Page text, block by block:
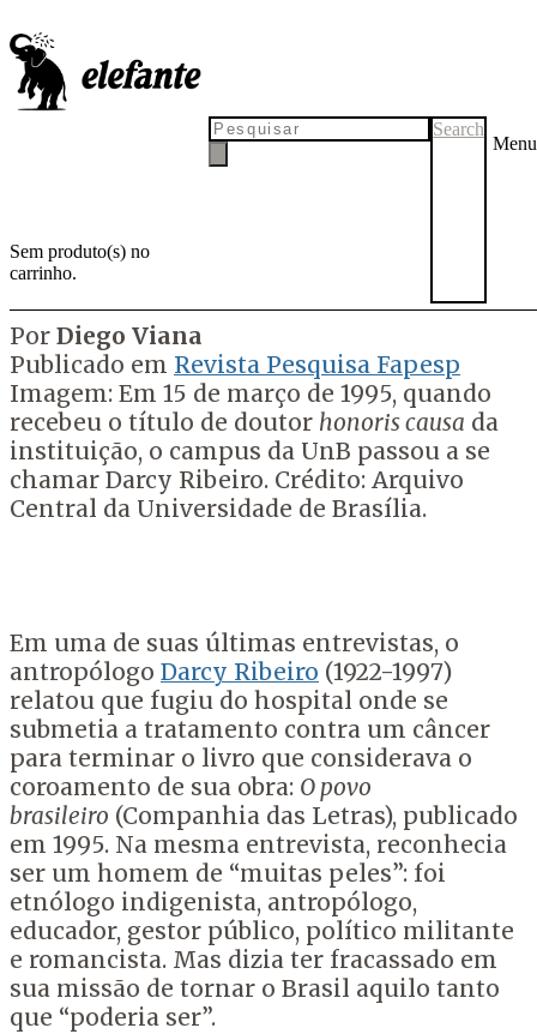
Sem produto(s) no
carrinho.
Search
Menu
A chama da utopia
Celebração do centenário de Darcy Ribeiro evidencia a contribuição
do antropólogo para a sociologia e a educação
Por Diego Viana
Publicado em Revista Pesquisa Fapesp
Imagem: Em 15 de março de 1995, quando
recebeu o título de doutor honoris causa da
instituição, o campus da UnB passou a se
chamar Darcy Ribeiro. Crédito: Arquivo
Central da Universidade de Brasília.
Em uma de suas últimas entrevistas, o
antropólogo Darcy Ribeiro (1922-1997)
relatou que fugiu do hospital onde se
submetia a tratamento contra um câncer
para terminar o livro que considerava o
coroamento de sua obra: O povo
brasileiro (Companhia das Letras), publicado
em 1995. Na mesma entrevista, reconhecia
ser um homem de “muitas peles”: foi
etnólogo indigenista, antropólogo,
educador, gestor público, político militante
e romancista. Mas dizia ter fracassado em
sua missão de tornar o Brasil aquilo tanto
que “poderia ser”.